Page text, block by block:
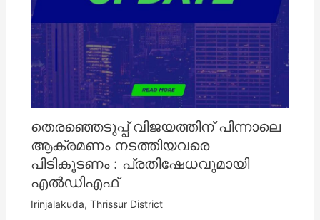
തെരഞ്ഞെടുപ്പ് വിജയത്തിന് പിന്നാലെ
ആക്രമണം നടത്തിയവരെ
പിടികൂടണം : പ്രതിഷേധവുമായി
എൽഡിഎഫ്
Irinjalakuda, Thrissur District